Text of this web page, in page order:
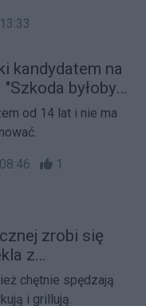
kandydatem na
byłoby
od 14 lat i nie ma
08:46 1
zrobi się
z
chętnie spędzają
i grillują.